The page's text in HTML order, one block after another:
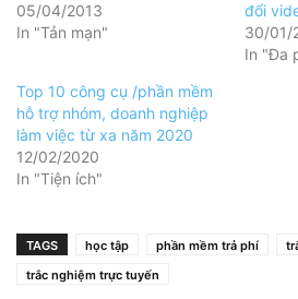
05/04/2013
In "Tản mạn"
đổi
30/01/
In "Đa
Top 10 công cụ /phần mềm
hỗ trợ nhóm, doanh nghiệp
làm việc từ xa năm 2020
12/02/2020
In "Tiện ích"
TAGS học tập phần mềm trả phí
trắc nghiệm trực tuyến